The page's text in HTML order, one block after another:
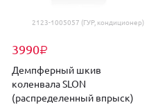
2123-1005057 (ГУР, кондиционер)
3990₽
Демпферный шкив
коленвала SLON
(распределенный впрыск)